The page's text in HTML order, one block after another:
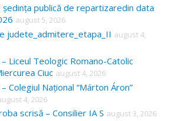
ședința publică de repartizaredin data
august 5, 2026
judete_admitere_etapa_II august 4,
Liceul Teologic Romano-Catolic
Ciuc august 4, 2026
Colegiul Național “Márton Áron”
4, 2026
scrisă – Consilier IA S august 3, 2026